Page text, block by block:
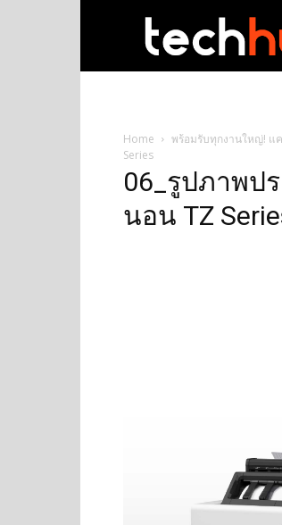
Home พร้อมรับทุกงานใหญ่! แ
Series
06_รูปภาพป
นอน TZ